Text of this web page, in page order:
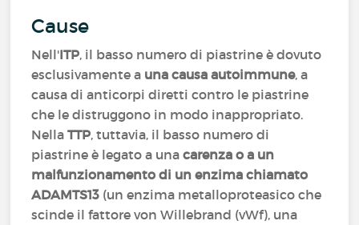
Cause
Nell'ITP, il basso numero di piastrine è dovuto
esclusivamente a una causa autoimmune, a
causa di anticorpi diretti contro le piastrine
che le distruggono in modo inappropriato.
NellaTTP, tuttavia, il basso numero di
piastrine è legato a unacarenza o a un
malfunzionamento di un enzima chiamato
ADAMTS13 (un enzima metalloproteasico che
scinde il fattore von Willebrand (vWf), una